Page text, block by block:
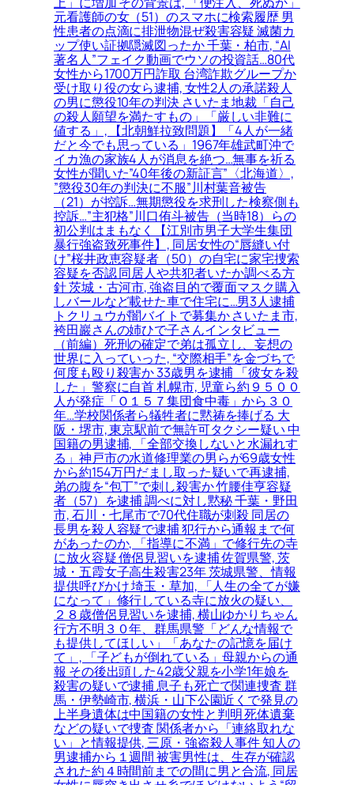
元看護師の女（51）のスマホに検索履歴 男
性患者の点滴に排泄物混ぜ殺害容疑 滅菌カ
ップ使い証拠隠滅図ったか 千葉・柏市, “AI
著名人”フェイク動画でウソの投資話…80代
女性から1700万円詐取 台湾詐欺グループか
受け取り役の女ら逮捕, 女性2人の承諾殺人
の男に懲役10年の判決 さいたま地裁「自己
の殺人願望を満たすもの」「厳しい非難に
値する」, 【北朝鮮拉致問題】「4人が一緒
だと今でも思っている」1967年雄武町沖で
イカ漁の家族4人が消息を絶つ…無事を祈る
女性が聞いた”40年後の新証言”〈北海道〉,
”懲役30年の判決に不服”川村葉音被告
（21）が控訴…無期懲役を求刑した検察側も
控訴…”主犯格”川口侑斗被告（当時18）らの
初公判はまもなく【江別市男子大学生集団
暴行強盗致死事件】, 同居女性の“唇縫い付
け”桜井政恵容疑者（50）の自宅に家宅捜索
容疑を否認 同居人や共犯者いたか調べる方
針 茨城・古河市, 強盗目的で覆面マスク購入
しバールなど載せた車で住宅に…男3人逮捕
トクリュウが闇バイトで募集か さいたま市,
袴田巖さんの姉ひで子さんインタビュー
（前編）死刑の確定で弟は孤立し、妄想の
世界に入っていった, “交際相手”を金づちで
何度も殴り殺害か 33歳男を逮捕 「彼女を殺
した」警察に自首 札幌市, 児童ら約９５００
人が発症「Ｏ１５７集団食中毒」から３０
年…学校関係者ら犠牲者に黙祷を捧げる 大
阪・堺市, 東京駅前で無許可タクシー疑い 中
国籍の男逮捕, 「全部交換しないと水漏れす
る」神戸市の水道修理業の男らが69歳女性
から約154万円だまし取った疑いで再逮捕,
弟の腹を“包丁”で刺し殺害か 竹腰佳亨容疑
者（57）を逮捕 調べに対し黙秘 千葉・野田
市, 石川・七尾市で70代住職が刺殺 同居の
長男を殺人容疑で逮捕 犯行から通報まで何
があったのか, 「指導に不満」で修行先の寺
に放火容疑 僧侶見習いを逮捕 佐賀県警, 茨
城・五霞女子高生殺害23年 茨城県警、情報
提供呼びかけ 埼玉・草加, 「人生の全てが嫌
になって」修行している寺に放火の疑い、
２８歳僧侶見習いを逮捕, 横山ゆかりちゃん
行方不明３０年、群馬県警「どんな情報で
も提供してほしい」「あなたの記憶を届け
て」, 「子どもが倒れている」母親からの通
報 その後出頭した42歳父親を小学1年娘を
殺害の疑いで逮捕 息子も死亡で関連捜査 群
馬・伊勢崎市, 横浜・山下公園近くで発見の
上半身遺体は中国籍の女性と判明 死体遺棄
などの疑いで捜査 関係者から「連絡取れな
い」と情報提供, 三原・強盗殺人事件 知人の
男逮捕から１週間 被害男性は、生存が確認
された約４時間前までの間に男と合流, 同居